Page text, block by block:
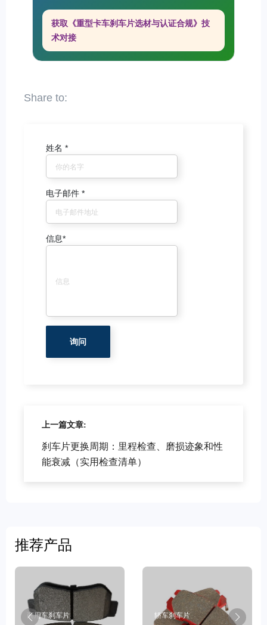
获取《重型卡车刹车片选材与认证合规》技
术对接
姓名 *
电子邮件 *
信息*
上一篇文章:
刹车片更换周期：里程检查、磨损迹象和性
能衰减（实用检查清单）
推荐产品
商用车刹车片 轿车刹车片